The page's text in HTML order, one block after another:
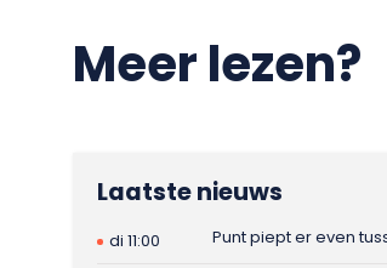
Meer lezen?
Laatste nieuws
di 11:00
Punt piept er even